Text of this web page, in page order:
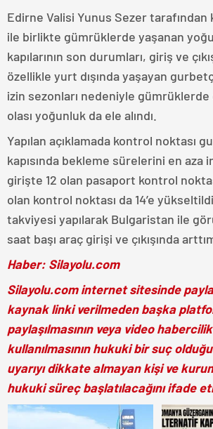
Edirne Valisi Yunus Sezer tarafından
ile birlikte gümrüklerde yaşanan
kapılarının son durumları, giriş ve
özellikle yurt dışında yaşayan
izin sezonları nedeniyle gümrüklerde
olası yoğunluk da ele alındı.
Yapılan açıklamada kontrol noktası
kapısında bekleme sürelerini en aza
girişte 12 olan pasaport kontrol
olan kontrol noktası da 14’e
takviyesi yapılarak Bulgaristan ile
saat başı araç girişi ve çıkışında
Haber: Silayolu.com
Silayolu.com internet sitesinde
kaynak linki verilmeden başka
paylaşılmasının veya video
kullanılmasının hukuki bir suç
uyarıyı dikkate almayan kişi ve
hukuki süreç başlatılacağını ifade